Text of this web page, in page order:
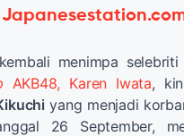
menimpa
AKB48, Karen Iwata,
yang menjadi
26 September,